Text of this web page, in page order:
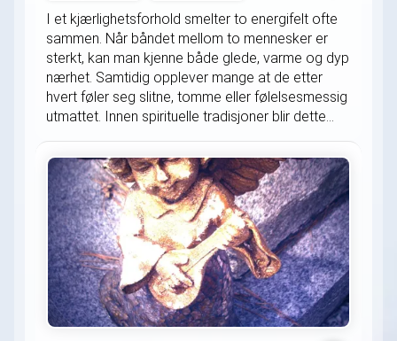
I et kjærlighetsforhold smelter to energifelt ofte
sammen. Når båndet mellom to mennesker er
sterkt, kan man kjenne både glede, varme og dyp
nærhet. Samtidig opplever mange at de etter
hvert føler seg slitne, tomme eller følelsesmessig
utmattet. Innen spirituelle tradisjoner blir dette...